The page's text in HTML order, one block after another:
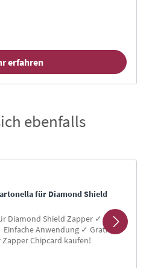
erfahren
ebenfalls
für Diamond Shield
Diamond Shield Zapper ✓
Anwendung ✓ Gratis-
Chipcard kaufen!